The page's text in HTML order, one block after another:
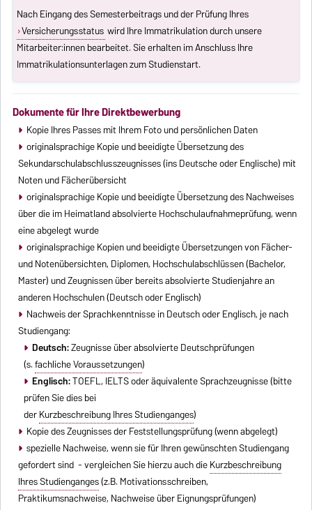
Nach Eingang des Semesterbeitrags und der Prüfung Ihres
Versicherungsstatus wird Ihre Immatrikulation durch unsere
Mitarbeiter:innen bearbeitet. Sie erhalten im Anschluss Ihre
Immatrikulationsunterlagen zum Studienstart.
Dokumente für Ihre Direktbewerbung
Kopie Ihres Passes mit Ihrem Foto und persönlichen Daten
originalsprachige Kopie und beeidigte Übersetzung des
Sekundarschulabschlusszeugnisses (ins Deutsche oder Englische) mit
Noten und Fächerübersicht
originalsprachige Kopie und beeidigte Übersetzung des Nachweises
über die im Heimatland absolvierte Hochschulaufnahmeprüfung, wenn
eine abgelegt wurde
originalsprachige Kopien und beeidigte Übersetzungen von Fächer-
und Notenübersichten, Diplomen, Hochschulabschlüssen (Bachelor,
Master) und Zeugnissen über bereits absolvierte Studienjahre an
anderen Hochschulen (Deutsch oder Englisch)
Nachweis der Sprachkenntnisse in Deutsch oder Englisch, je nach
Studiengang:
Deutsch:Zeugnisse über absolvierte Deutschprüfungen
(s.fachliche Voraussetzungen)
Englisch:TOEFL, IELTS oder äquivalente Sprachzeugnisse (bitte
prüfen Sie dies bei
derKurzbeschreibung Ihres Studienganges)
Kopie des Zeugnisses der Feststellungsprüfung (wenn abgelegt)
spezielle Nachweise, wenn sie für Ihren gewünschten Studiengang
gefordert sind - vergleichen Sie hierzu auch dieKurzbeschreibung
Ihres Studienganges(z.B. Motivationsschreiben,
Praktikumsnachweise, Nachweise über Eignungsprüfungen)